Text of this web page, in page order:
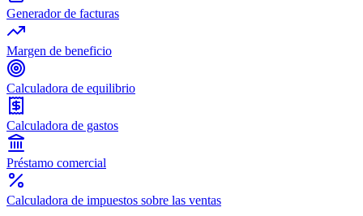
Generador de facturas
Margen de beneficio
Calculadora de equilibrio
Calculadora de gastos
Préstamo comercial
Calculadora de impuestos sobre las ventas